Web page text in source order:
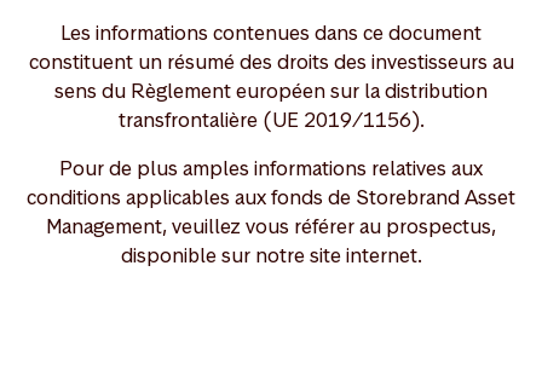
Les informations contenues dans ce document
constituent un résumé des droits des investisseurs au
sens du Règlement européen sur la distribution
transfrontalière (UE 2019/1156).
Pour de plus amples informations relatives aux
conditions applicables aux fonds de Storebrand Asset
Management, veuillez vous référer au prospectus,
disponible sur notre site internet.